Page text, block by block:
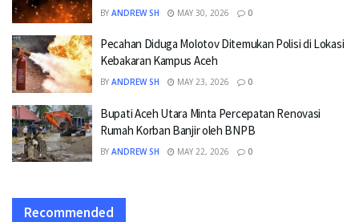
BY ANDREW SH MAY 30, 2026 0
Pecahan Diduga Molotov Ditemukan Polisi di Lokasi
Kebakaran Kampus Aceh
BY ANDREW SH MAY 23, 2026 0
Bupati Aceh Utara Minta Percepatan Renovasi
Rumah Korban Banjir oleh BNPB
BY ANDREW SH MAY 22, 2026 0
Recommended